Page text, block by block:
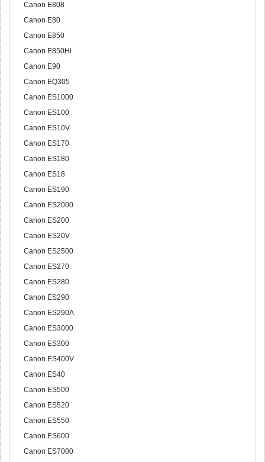
Canon E808
Canon E80
Canon E850
Canon E850Hi
Canon E90
Canon EQ305
Canon ES1000
Canon ES100
Canon ES10V
Canon ES170
Canon ES180
Canon ES18
Canon ES190
Canon ES2000
Canon ES200
Canon ES20V
Canon ES2500
Canon ES270
Canon ES280
Canon ES290
Canon ES290A
Canon ES3000
Canon ES300
Canon ES400V
Canon ES40
Canon ES500
Canon ES520
Canon ES550
Canon ES600
Canon ES7000